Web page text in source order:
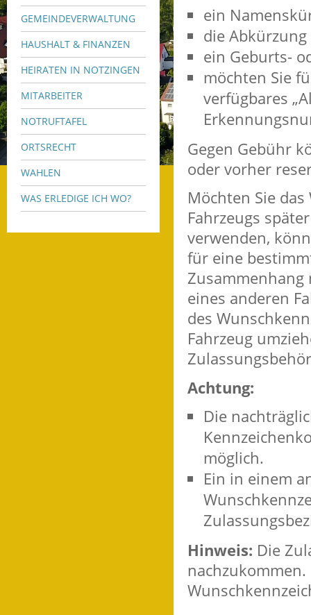
GEMEINDEVERWALTUNG
HAUSHALT & FINANZEN
HEIRATEN IN NOTZINGEN
MITARBEITER
NOTRUFTAFEL
ORTSRECHT
WAHLEN
WAS ERLEDIGE ICH WO?
ein
die
ein Geburts-
möchten Sie
verfügbares
Gegen Gebühr
oder vorher
Möchten Sie
Fahrzeugs
verwenden,
für eine be
Zusammenhang
eines anderen
des
Fahrzeug
Achtung:
Die
möglich.
Ein in einem
Hinweis: Die